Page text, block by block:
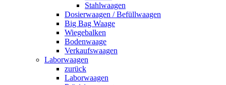
Stahlwaagen
Dosierwaagen / Befüllwaagen
Big Bag Waage
Wiegebalken
Bodenwaage
Verkaufswaagen
Laborwaagen
zurück
Laborwaagen